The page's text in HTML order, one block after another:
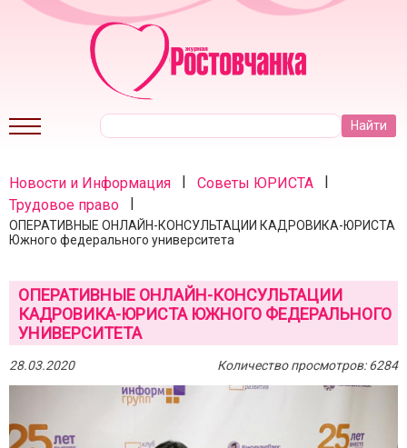
Новости и Информация | Советы ЮРИСТА |
Трудовое право |
ОПЕРАТИВНЫЕ ОНЛАЙН-КОНСУЛЬТАЦИИ КАДРОВИКА-ЮРИСТА
Южного федерального университета
ОПЕРАТИВНЫЕ ОНЛАЙН-КОНСУЛЬТАЦИИ
КАДРОВИКА-ЮРИСТА ЮЖНОГО ФЕДЕРАЛЬНОГО
УНИВЕРСИТЕТА
28.03.2020 Количество просмотров: 6284